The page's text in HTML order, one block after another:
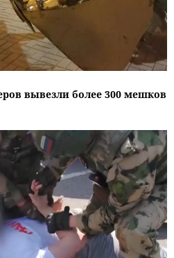
вывезли более 300 мешков